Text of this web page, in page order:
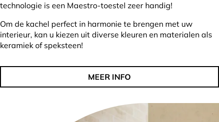
technologie is een Maestro-toestel zeer handig!
Om de kachel perfect in harmonie te brengen met uw
interieur, kan u kiezen uit diverse kleuren en materialen als
keramiek of speksteen!
MEER INFO